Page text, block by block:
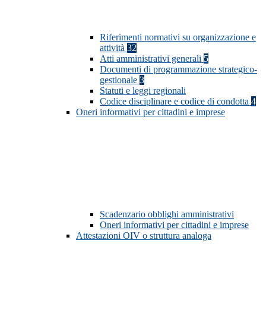
Riferimenti normativi su organizzazione e
attività 32
Atti amministrativi generali 5
Documenti di programmazione strategico-
gestionale 3
Statuti e leggi regionali
Codice disciplinare e codice di condotta 4
Oneri informativi per cittadini e imprese
Scadenzario obblighi amministrativi
Oneri informativi per cittadini e imprese
Attestazioni OIV o struttura analoga